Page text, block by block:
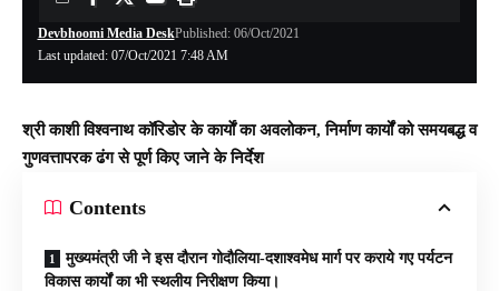
Last updated: 07/Oct/2021 7:48 AM
Devbhoomi Media DeskPublished: 06/Oct/2021
श्री काशी विश्वनाथ कॉरिडोर के कार्याें का अवलोकन, निर्माण कार्यों को समयबद्ध व
गुणवत्तापरक ढंग से पूर्ण किए जाने के निर्देश
Contents
मुख्यमंत्री जी ने इस दौरान गोदौलिया-दशाश्वमेध मार्ग पर कराये गए पर्यटन
विकास कार्यों का भी स्थलीय निरीक्षण किया।